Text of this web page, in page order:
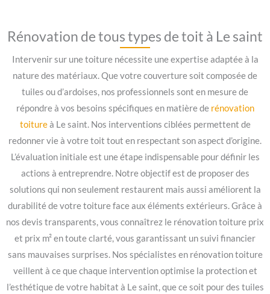
Rénovation de tous types de toit à Le saint
Intervenir sur une toiture nécessite une expertise adaptée à la
nature des matériaux. Que votre couverture soit composée de
tuiles ou d’ardoises, nos professionnels sont en mesure de
répondre à vos besoins spécifiques en matière de rénovation
toitureà Le saint. Nos interventions ciblées permettent de
redonner vie à votre toit tout en respectant son aspect d’origine.
L’évaluation initiale est une étape indispensable pour définir les
actions à entreprendre. Notre objectif est de proposer des
solutions qui non seulement restaurent mais aussi améliorent la
durabilité de votre toiture face aux éléments extérieurs. Grâce à
nos devis transparents, vous connaîtrez le rénovation toiture prix
et prix m² en toute clarté, vous garantissant un suivi financier
sans mauvaises surprises. Nos spécialistes en rénovation toiture
veillent à ce que chaque intervention optimise la protection et
l’esthétique de votre habitat à Le saint, que ce soit pour des tuiles